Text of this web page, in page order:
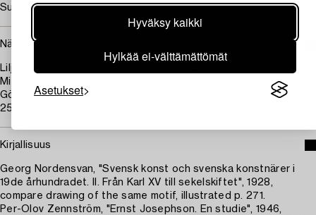
Hyväksy kaikki
Hylkää ei-välttämättömät
Asetukset
Subsequently by descent.
Näyttelyt
Liljevalchs Konsthall, Stockholm, "Ernst Josephson.
Minnesutställning", exhibition organized by Nationalmuseum,
Göteborgs Konstmuseum and Liljevalchs Konsthall, 1951, no.
254.
Kirjallisuus
Georg Nordensvan, "Svensk konst och svenska konstnärer i
19de århundradet. II. Från Karl XV till sekelskiftet", 1928,
compare drawing of the same motif, illustrated p. 271.
Per-Olov Zennström, "Ernst Josephson. En studie", 1946,